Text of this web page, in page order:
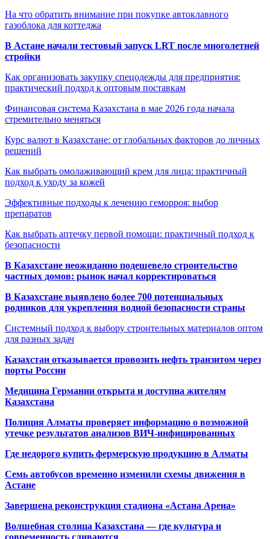
На что обратить внимание при покупке автоклавного
газоблока для коттеджа
В Астане начали тестовый запуск LRT после многолетней
стройки
Как организовать закупку спецодежды для предприятия:
практический подход к оптовым поставкам
Финансовая система Казахстана в мае 2026 года начала
стремительно меняться
Курс валют в Казахстане: от глобальных факторов до личных
решений
Как выбрать омолаживающий крем для лица: практичный
подход к уходу за кожей
Эффективные подходы к лечению геморроя: выбор
препаратов
Как выбрать аптечку первой помощи: практичный подход к
безопасности
В Казахстане неожиданно подешевело строительство
частных домов: рынок начал корректироваться
В Казахстане выявлено более 700 потенциальных
родников для укрепления водной безопасности страны
Системный подход к выбору строительных материалов оптом
для разных задач
Казахстан отказывается провозить нефть транзитом через
порты России
Медицина Германии открыта и доступна жителям
Казахстана
Полиция Алматы проверяет информацию о возможной
утечке результатов анализов ВИЧ-инфицированных
Где недорого купить фермерскую продукцию в Алматы
Семь автобусов временно изменили схемы движения в
Астане
Завершена реконструкция стадиона «Астана Арена»
Волшебная столица Казахстана — где культура и